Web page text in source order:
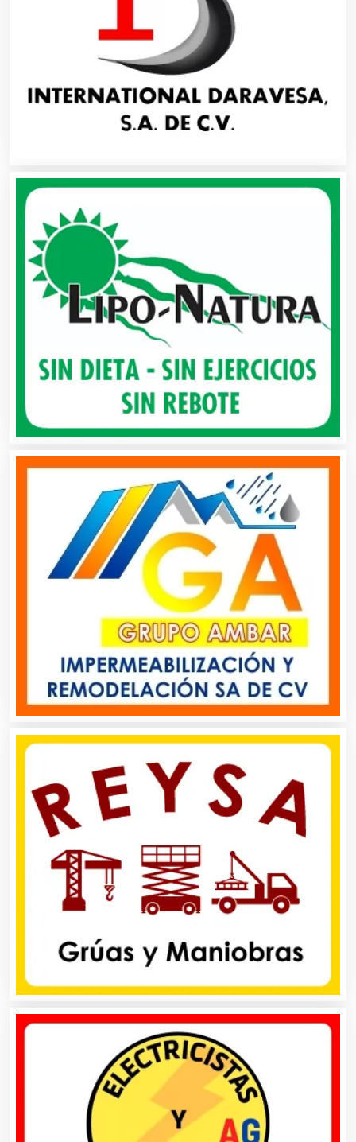
Artesanías
Artículos de Oficina
Artículos Deportivos
Artículos Importados
Artículos para el Hogar
Artículos para Regalos
Artículos Personales
Artículos Publicitarios
Aseguradoras
Asesores Técnicos
Asesoría Fiscal
Asociaciones Civiles
Asociaciones Empresariales
Audio, Sonido e Iluminación
Audios para Eventos
Autobuses
Automatización